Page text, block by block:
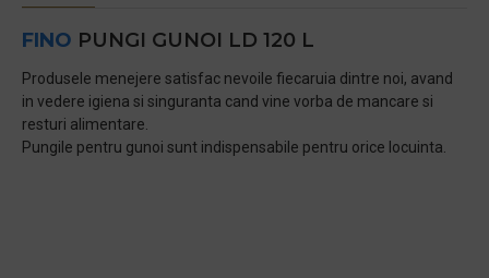
FINO PUNGI GUNOI LD 120 L
Produsele menejere satisfac nevoile fiecaruia dintre noi, avand
in vedere igiena si singuranta cand vine vorba de mancare si
resturi alimentare.
Pungile pentru gunoi sunt indispensabile pentru orice locuinta.